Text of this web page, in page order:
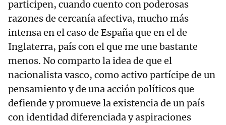
participen, cuando cuento con poderosas
razones de cercanía afectiva, mucho más
intensa en el caso de España que en el de
Inglaterra, país con el que me une bastante
menos. No comparto la idea de que el
nacionalista vasco, como activo partícipe de un
pensamiento y de una acción políticos que
defiende y promueve la existencia de un país
con identidad diferenciada y aspiraciones